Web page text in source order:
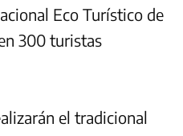
Eco Turístico de
300 turistas
el tradicional